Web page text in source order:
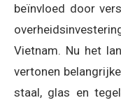
beïnvloed door
Vietnam. Nu het
vertonen
staal, glas en